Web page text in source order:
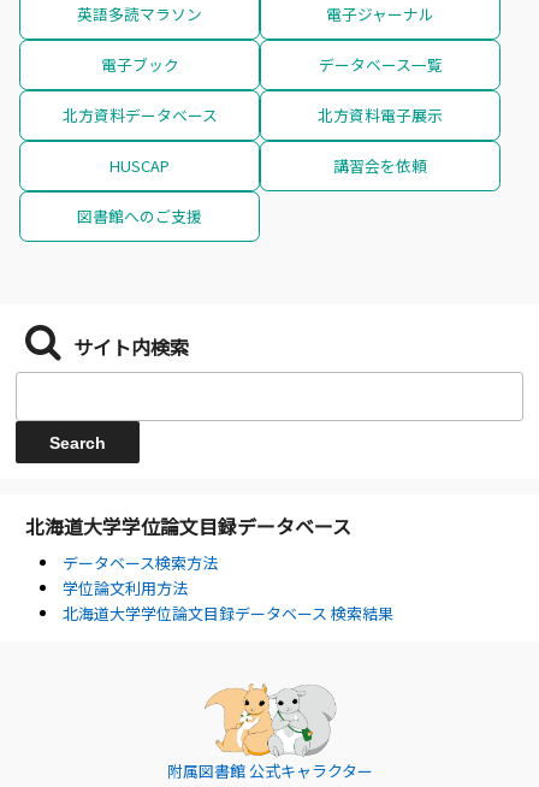
英語多読マラソン 電子ジャーナル
電子ブック データベース一覧
北方資料データベース 北方資料電子展示
HUSCAP 講習会を依頼
図書館へのご支援
サイト内検索
北海道大学学位論文目録データベース
データベース検索方法
学位論文利用方法
北海道大学学位論文目録データベース 検索結果
附属図書館 公式キャラクター